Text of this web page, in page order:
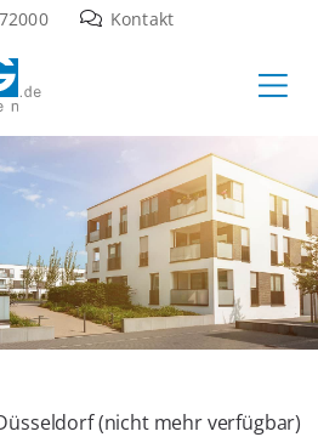
Kontakt
(nicht mehr verfügbar)